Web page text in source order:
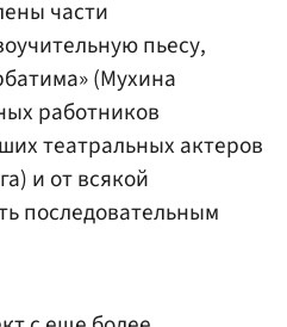
части
пьесу,
(Мухина
работников
театральных актеров
и от всякой
последовательным